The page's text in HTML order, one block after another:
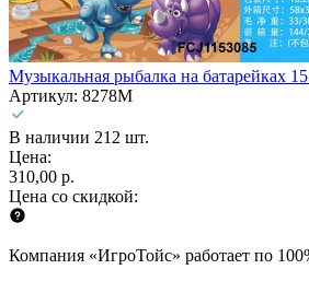
Музыкальная рыбалка на батарейках
Артикул: 8278M
В наличии 212 шт.
Цена:
310,00 р.
Цена со скидкой:
Компания «ИгроТойс» работает по